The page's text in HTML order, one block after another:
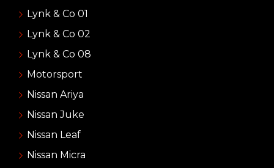
Lynk & Co 01
Lynk & Co 02
Lynk & Co 08
Motorsport
Nissan Ariya
Nissan Juke
Nissan Leaf
Nissan Micra